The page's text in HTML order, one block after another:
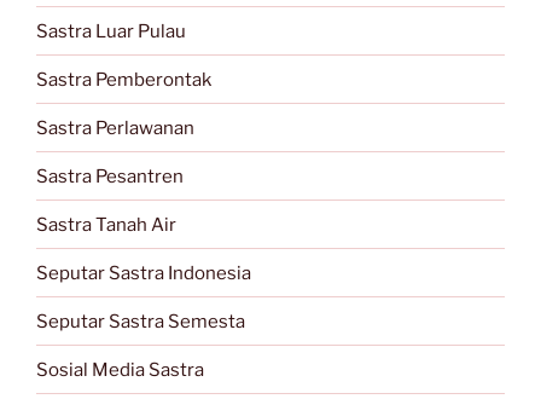
Sastra Luar Pulau
Sastra Pemberontak
Sastra Perlawanan
Sastra Pesantren
Sastra Tanah Air
Seputar Sastra Indonesia
Seputar Sastra Semesta
Sosial Media Sastra